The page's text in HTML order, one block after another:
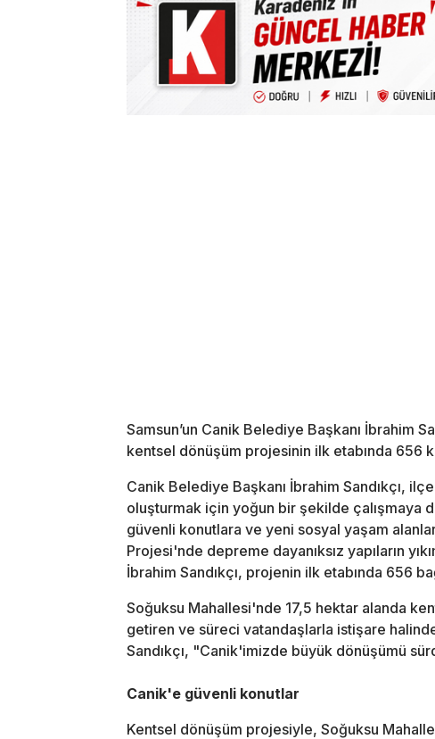
Samsun’un Canik Belediye Başkanı İbrahim
kentsel dönüşüm projesinin ilk etabında 656
Canik Belediye Başkanı İbrahim Sandıkçı,
oluşturmak için yoğun bir şekilde çalışmaya
güvenli konutlara ve yeni sosyal yaşam
Projesi'nde depreme dayanıksız yapıların
İbrahim Sandıkçı, projenin ilk etabında 656
Soğuksu Mahallesi'nde 17,5 hektar alanda
getiren ve süreci vatandaşlarla istişare
Sandıkçı, "Canik'imizde büyük dönüşümü
Canik'e güvenli konutlar
Kentsel dönüşüm projesiyle, Soğuksu